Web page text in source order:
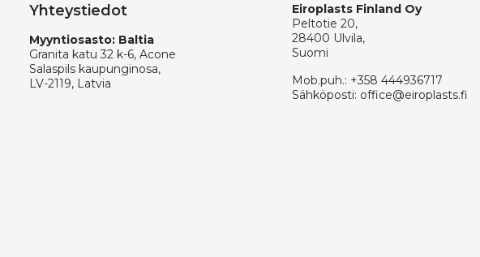
Yhteystiedot
Myyntiosasto: Baltia
Granita katu 32 k-6, Acone
Salaspils kaupunginosa,
LV-2119, Latvia
Eiroplasts Finland Oy
Peltotie 20,
28400 Ulvila,
Suomi
Mob.puh.: +358 444936717
Sähköposti: office@eiroplasts.fi